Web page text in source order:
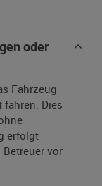
oder
Fahrzeug
Dies
erfolgt
vor